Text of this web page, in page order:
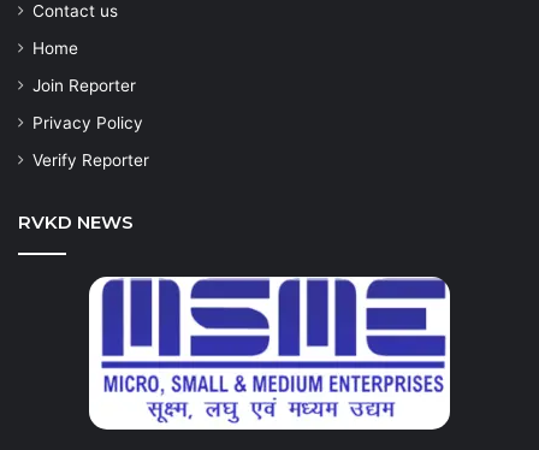
Contact us
Home
Join Reporter
Privacy Policy
Verify Reporter
RVKD NEWS